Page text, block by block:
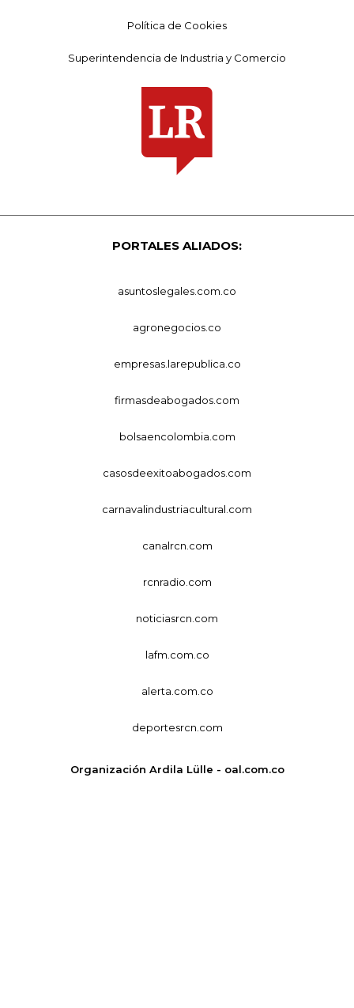
Política de Cookies
Superintendencia de Industria y Comercio
PORTALES ALIADOS:
asuntoslegales.com.co
agronegocios.co
empresas.larepublica.co
firmasdeabogados.com
bolsaencolombia.com
casosdeexitoabogados.com
carnavalindustriacultural.com
canalrcn.com
rcnradio.com
noticiasrcn.com
lafm.com.co
alerta.com.co
deportesrcn.com
Organización Ardila Lülle - oal.com.co